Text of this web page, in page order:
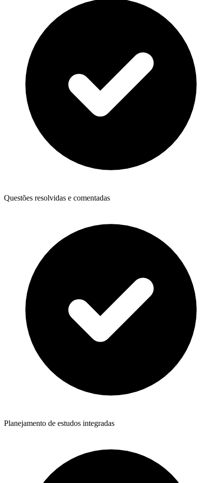
Questões resolvidas e comentadas
Planejamento de estudos integradas